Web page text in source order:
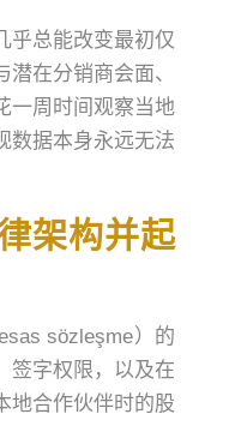
乎总能改变最初仅
在分销商会面、
一周时间观察当地
数据本身永远无法
架构并起
sözleşme）的
签字权限，以及在
地合作伙伴时的股